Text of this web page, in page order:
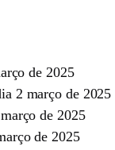
de 2025
2 março de 2025
de 2025
de 2025